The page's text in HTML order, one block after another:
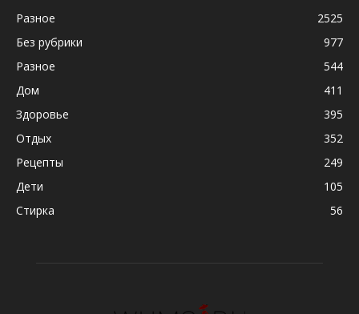
Разное
2525
Без рубрики
977
Разное
544
Дом
411
Здоровье
395
Отдых
352
Рецепты
249
Дети
105
Стирка
56